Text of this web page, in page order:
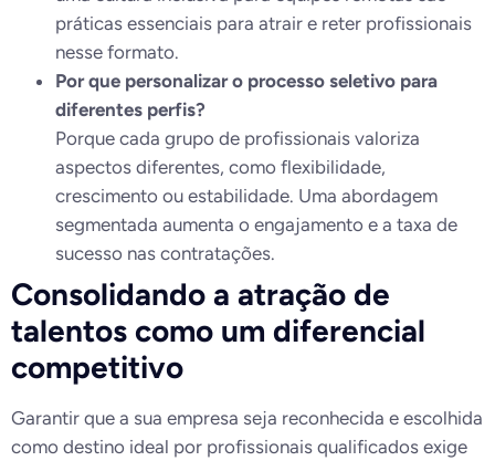
práticas essenciais para atrair e reter profissionais
nesse formato.
Por que personalizar o processo seletivo para
diferentes perfis?
Porque cada grupo de profissionais valoriza
aspectos diferentes, como flexibilidade,
crescimento ou estabilidade. Uma abordagem
segmentada aumenta o engajamento e a taxa de
sucesso nas contratações.
Consolidando a atração de
talentos como um diferencial
competitivo
Garantir que a sua empresa seja reconhecida e escolhida
como destino ideal por profissionais qualificados exige